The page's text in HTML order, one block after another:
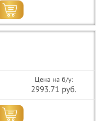
Цена на б/у:
2993.71 руб.